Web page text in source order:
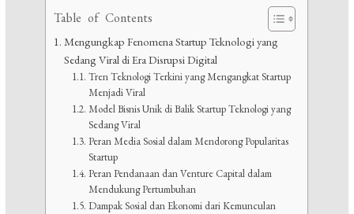
Table of Contents
Mengungkap Fenomena Startup Teknologi yang
Sedang Viral di Era Disrupsi Digital
Tren Teknologi Terkini yang Mengangkat Startup
Menjadi Viral
Model Bisnis Unik di Balik Startup Teknologi yang
Sedang Viral
Peran Media Sosial dalam Mendorong Popularitas
Startup
Peran Pendanaan dan Venture Capital dalam
Mendukung Pertumbuhan
Dampak Sosial dan Ekonomi dari Kemunculan